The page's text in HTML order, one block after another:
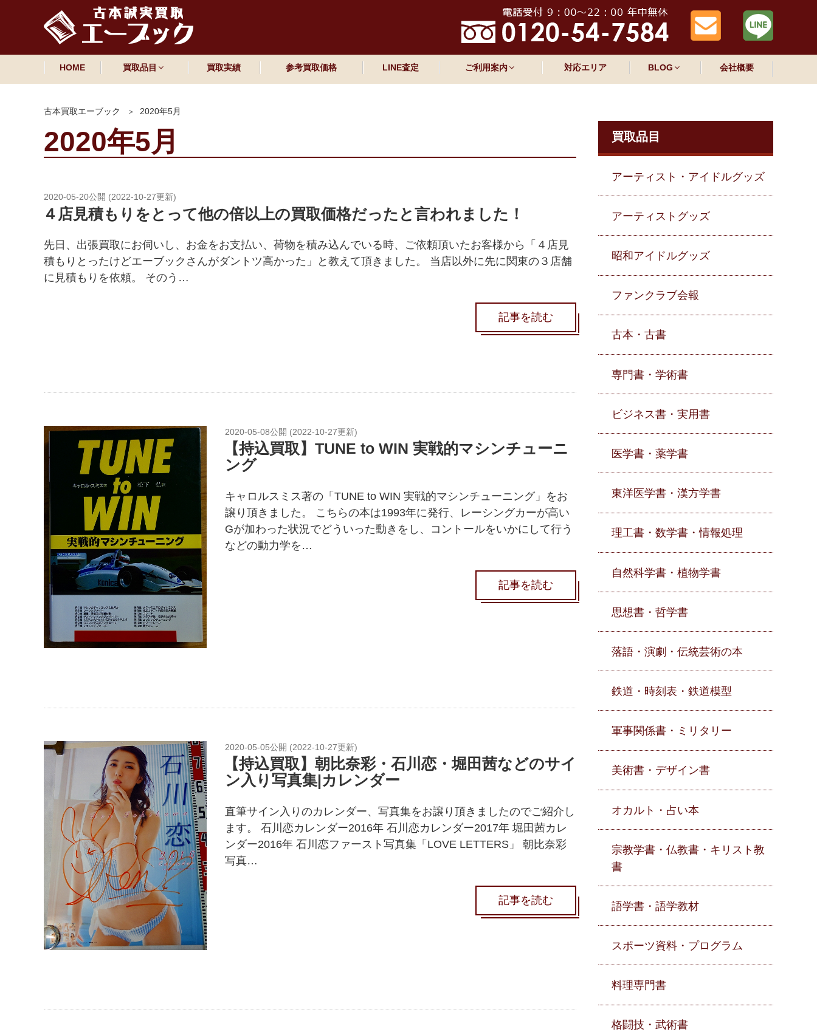
HOME 買取品目 買取実績 参考買取価格 LINE査定 ご利用案内 対応エリア BLOG 会社概要
古本買取エーブック 2020年5月
2020年5月
2020-05-20公開 (2022-10-27更新)
４店見積もりをとって他の倍以上の買取価格だったと言われました！
先日、出張買取にお伺いし、お金をお支払い、荷物を積み込んでいる時、ご依頼頂いたお客様から「４店見
積もりとったけどエーブックさんがダントツ高かった」と教えて頂きました。 当店以外に先に関東の３店舗
に見積もりを依頼。 そのう…
記事を読む
2020-05-08公開 (2022-10-27更新)
【持込買取】TUNE to WIN 実戦的マシンチューニ
ング
キャロルスミス著の「TUNE to WIN 実戦的マシンチューニング」をお
譲り頂きました。 こちらの本は1993年に発行、レーシングカーが高い
Gが加わった状況でどういった動きをし、コントールをいかにして行う
などの動力学を…
記事を読む
2020-05-05公開 (2022-10-27更新)
【持込買取】朝比奈彩・石川恋・堀田茜などのサイ
ン入り写真集|カレンダー
直筆サイン入りのカレンダー、写真集をお譲り頂きましたのでご紹介し
ます。 石川恋カレンダー2016年 石川恋カレンダー2017年 堀田茜カレ
ンダー2016年 石川恋ファースト写真集「LOVE LETTERS」 朝比奈彩
写真…
記事を読む
買取品目
アーティスト・アイドルグッズ
アーティストグッズ
昭和アイドルグッズ
ファンクラブ会報
古本・古書
専門書・学術書
ビジネス書・実用書
医学書・薬学書
東洋医学書・漢方学書
理工書・数学書・情報処理
自然科学書・植物学書
思想書・哲学書
落語・演劇・伝統芸術の本
鉄道・時刻表・鉄道模型
軍事関係書・ミリタリー
美術書・デザイン書
オカルト・占い本
宗教学書・仏教書・キリスト教
書
語学書・語学教材
スポーツ資料・プログラム
料理専門書
格闘技・武術書